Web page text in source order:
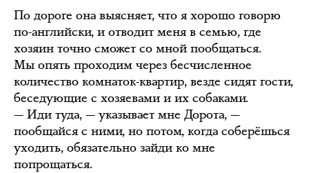
По дороге она выясняет, что я хорошо говорю
по-английски, и отводит меня в семью, где
хозяин точно сможет со мной пообщаться.
Мы опять проходим через бесчисленное
количество комнаток-квартир, везде сидят гости,
беседующие с хозяевами и их собаками.
— Иди туда, — указывает мне Дорота, —
пообщайся с ними, но потом, когда соберёшься
уходить, обязательно зайди ко мне
попрощаться.